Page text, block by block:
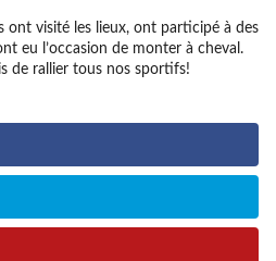
ont visité les lieux, ont participé à des
eu l’occasion de monter à cheval.
de rallier tous nos sportifs!